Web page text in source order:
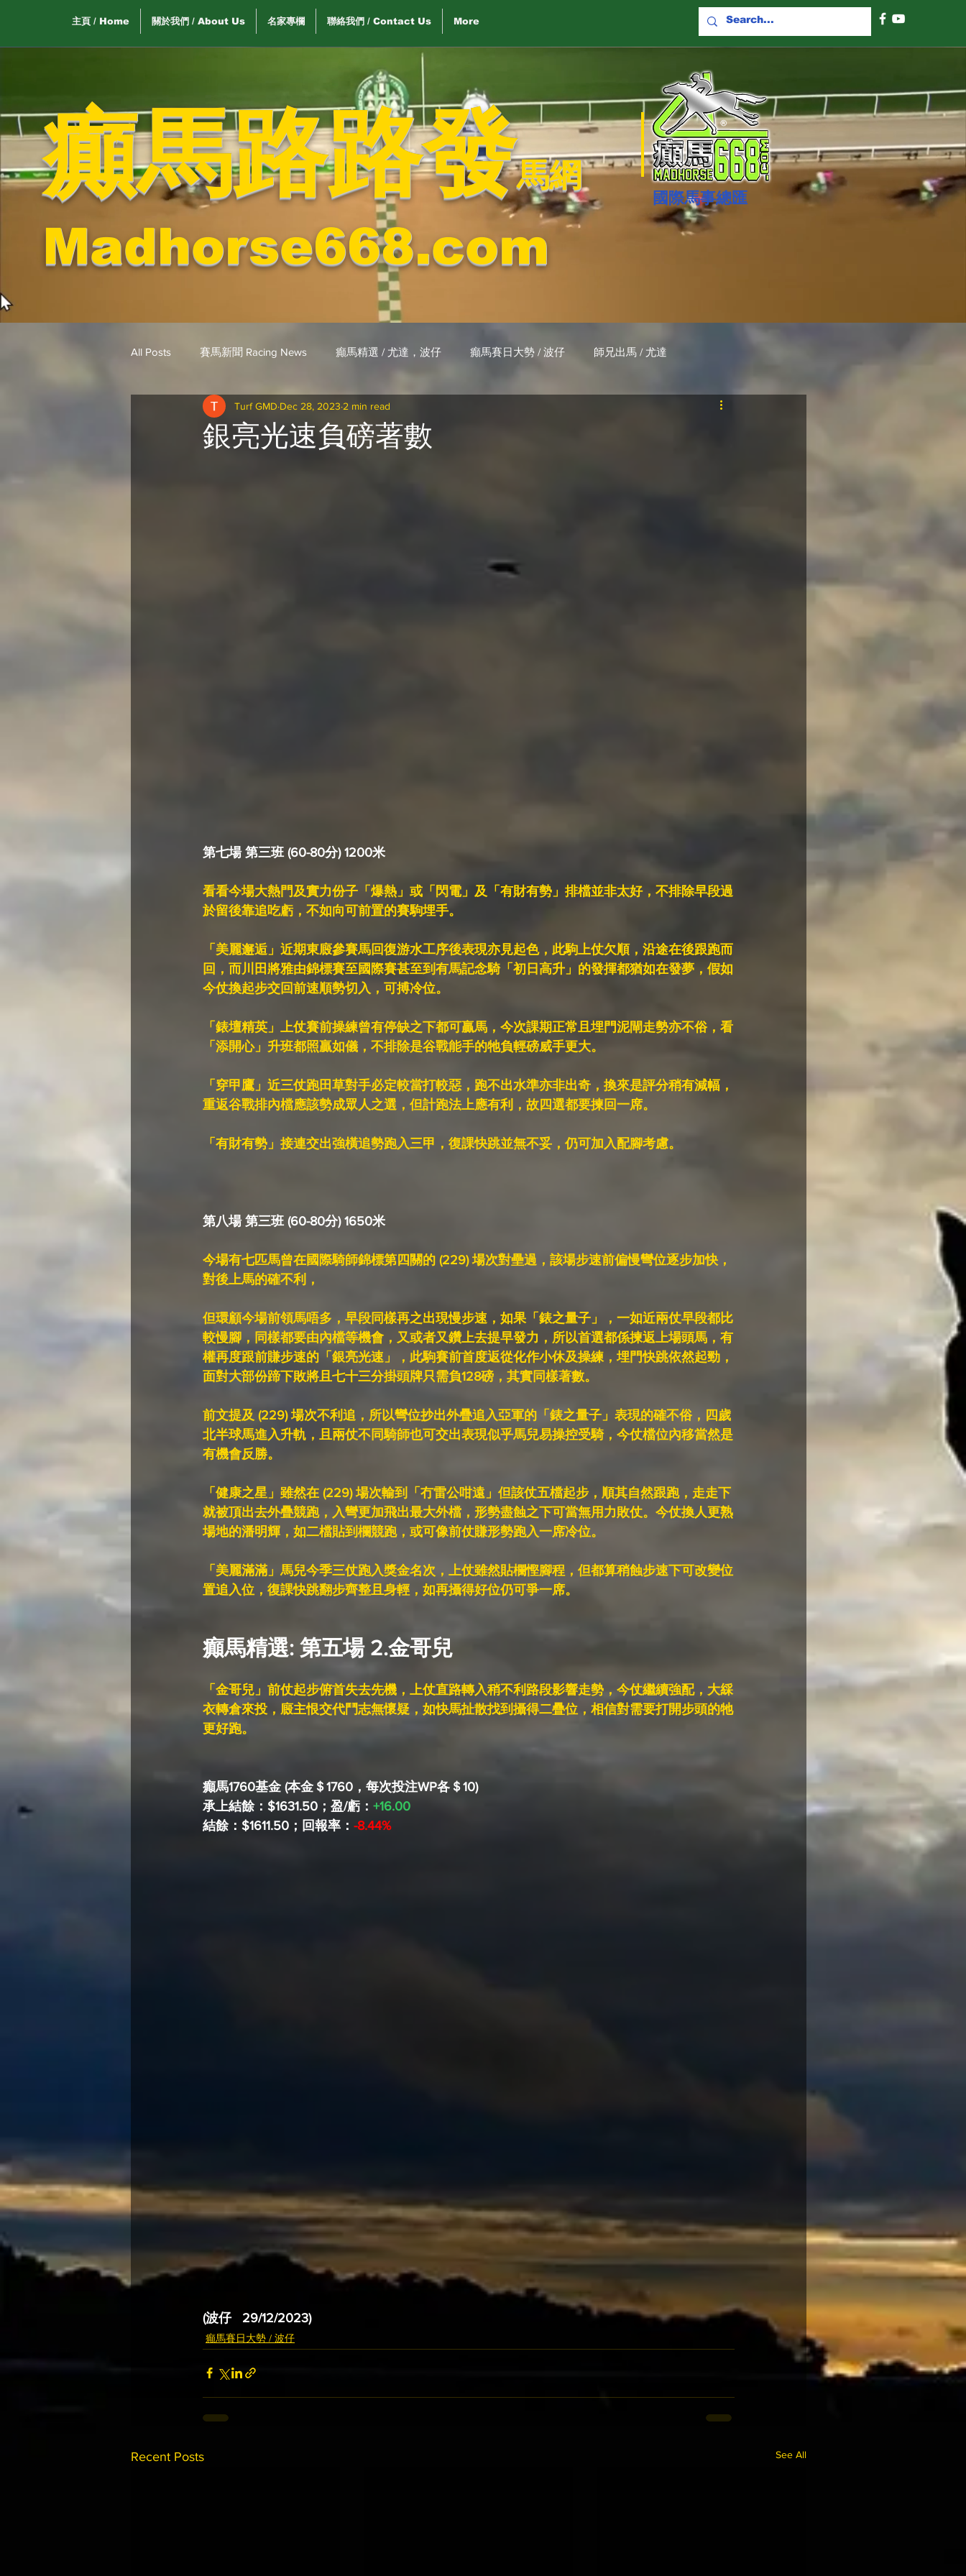
主頁 / Home 關於我們 / About Us 名家專欄 聯絡我們 / Contact Us More
癲馬路路發馬網
Madhorse668.com
國際​馬事總匯
All Posts 賽馬新聞 Racing News 癲馬精選 / 尤達，波仔 癲馬賽日大勢 / 波仔 師兄出馬 / 尤達
戈登說馬事 / 馬王哥頓 三 T 大茶飯 / LakLak 自購馬透視 / G.C.
銀亮光速負磅著數
Turf GMD Dec 28, 2023 2 min read
第七場 第三班 (60-80分) 1200米
看看今場大熱門及實力份子「爆熱」或「閃電」及「有財有勢」排檔並非太好，不排除早段過
於留後靠追吃虧，不如向可前置的賽駒埋手。
「美麗邂逅」近期東廄參賽馬回復游水工序後表現亦見起色，此駒上仗欠順，沿途在後跟跑而
回，而川田將雅由錦標賽至國際賽甚至到有馬記念騎「初日高升」的發揮都猶如在發夢，假如
今仗換起步交回前速順勢切入，可搏冷位。
「錶壇精英」上仗賽前操練曾有停缺之下都可贏馬，今次課期正常且埋門泥閘走勢亦不俗，看
「添開心」升班都照贏如儀，不排除是谷戰能手的牠負輕磅威手更大。
「穿甲鷹」近三仗跑田草對手必定較當打較惡，跑不出水準亦非出奇，換來是評分稍有減幅，
重返谷戰排內檔應該勢成眾人之選，但計跑法上應有利，故四選都要揀回一席。
「有財有勢」接連交出強橫追勢跑入三甲，復課快跳並無不妥，仍可加入配腳考慮。
第八場 第三班 (60-80分) 1650米
今場有七匹馬曾在國際騎師錦標第四關的 (229) 場次對壘過，該場步速前偏慢彎位逐步加快，
對後上馬的確不利，
但環顧今場前領馬唔多，早段同樣再之出現慢步速，如果「錶之量子」，一如近兩仗早段都比
較慢腳，同樣都要由內檔等機會，又或者又鑽上去提早發力，所以首選都係揀返上場頭馬，有
權再度跟前賺步速的「銀亮光速」，此駒賽前首度返從化作小休及操練，埋門快跳依然起勁，
面對大部份蹄下敗將且七十三分掛頭牌只需負128磅，其實同樣著數。
前文提及 (229) 場次不利追，所以彎位抄出外疊追入亞軍的「錶之量子」表現的確不俗，四歲
北半球馬進入升軌，且兩仗不同騎師也可交出表現似乎馬兒易操控受騎，今仗檔位內移當然是
有機會反勝。
「健康之星」雖然在 (229) 場次輸到「冇雷公咁遠」但該仗五檔起步，順其自然跟跑，走走下
就被頂出去外疊競跑，入彎更加飛出最大外檔，形勢盡蝕之下可當無用力敗仗。今仗換人更熟
場地的潘明輝，如二檔貼到欄競跑，或可像前仗賺形勢跑入一席冷位。
「美麗滿滿」馬兒今季三仗跑入獎金名次，上仗雖然貼欄慳腳程，但都算稍蝕步速下可改變位
置追入位，復課快跳翻步齊整且身輕，如再攝得好位仍可爭一席。
癲馬精選: 第五場 2.金哥兒
「金哥兒」前仗起步俯首失去先機，上仗直路轉入稍不利路段影響走勢，今仗繼續強配，大綵
衣轉倉來投，廄主恨交代鬥志無懷疑，如快馬扯散找到攝得二疊位，相信對需要打開步頭的牠
更好跑。
癲馬1760基金 (本金＄1760，每次投注WP各＄10)
承上結餘：$1631.50；盈/虧： +16.00
結餘：$1611.50；回報率： -8.44%
(波仔   29/12/2023)
癲馬賽日大勢 / 波仔
Recent Posts See All